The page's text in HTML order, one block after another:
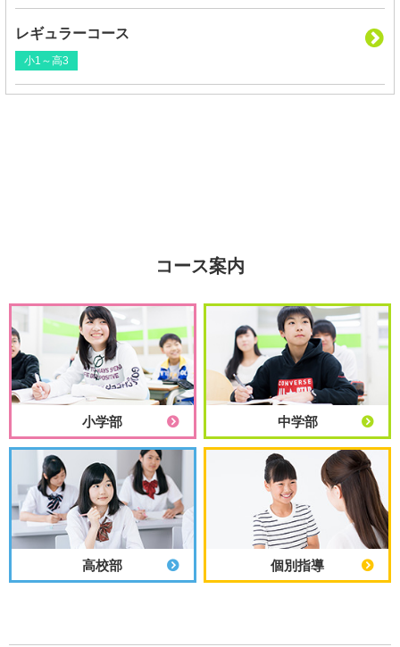
レギュラーコース
小1～高3
コース案内
小学部 中学部
高校部 個別指導